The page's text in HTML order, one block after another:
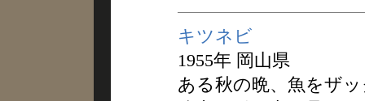
キツネビ
1955年 岡山県
ある秋の晩、魚をザ